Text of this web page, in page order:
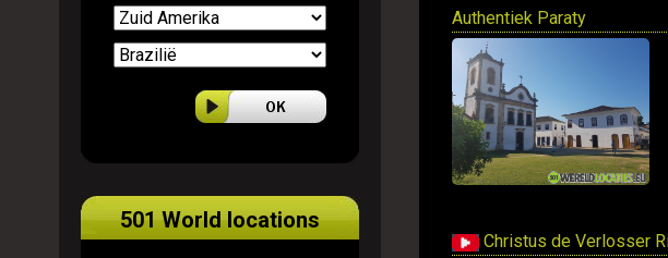
501 World locations
Authentiek Paraty
Christus de Verlosser